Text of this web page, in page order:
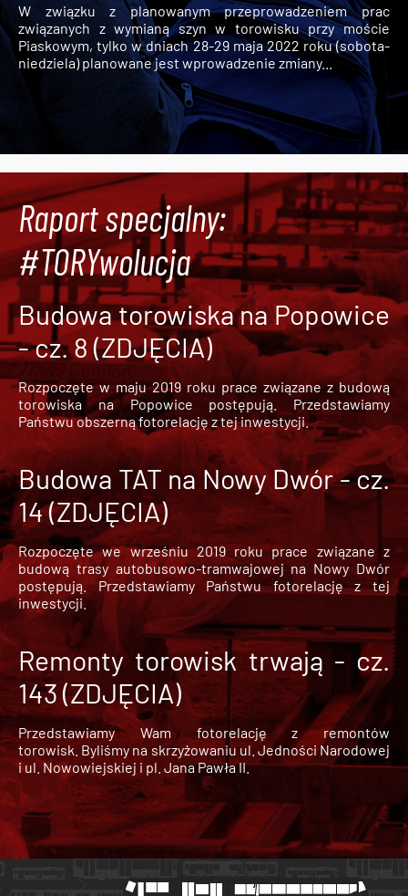
W związku z planowanym przeprowadzeniem prac
związanych z wymianą szyn w torowisku przy moście
Piaskowym, tylko w dniach 28-29 maja 2022 roku (sobota-
niedziela) planowane jest wprowadzenie zmiany...
Raport specjalny:
#TORYwolucja
Budowa torowiska na Popowice
- cz. 8 (ZDJĘCIA)
Rozpoczęte w maju 2019 roku prace związane z budową
torowiska na Popowice
postępują. Przedstawiamy
Państwu obszerną fotorelację z tej inwestycji.
Budowa TAT na Nowy Dwór - cz.
14 (ZDJĘCIA)
Rozpoczęte we wrześniu 2019 roku prace związane z
budową trasy autobusowo-tramwajowej na Nowy Dwór
postępują. Przedstawiamy Państwu fotorelację z tej
inwestycji.
Remonty torowisk trwają - cz.
143 (ZDJĘCIA)
Przedstawiamy Wam fotorelację z remontów
torowisk. Byliśmy na skrzyżowaniu ul. Jedności Narodowej
i ul. Nowowiejskiej i pl. Jana Pawła II.